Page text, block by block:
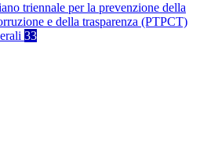
triennale per la prevenzione della
e della trasparenza (PTPCT)
33